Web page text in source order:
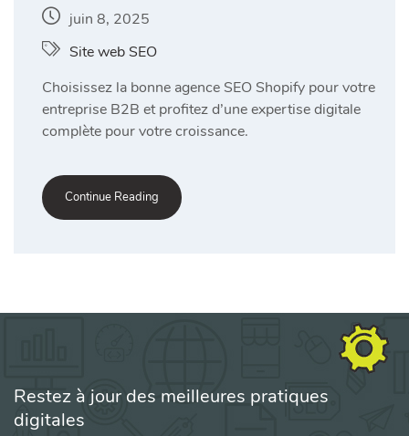
juin 8, 2025
Site web SEO
Choisissez la bonne agence SEO Shopify pour votre
entreprise B2B et profitez d’une expertise digitale
complète pour votre croissance.
Continue Reading
Restez à jour des meilleures pratiques
digitales